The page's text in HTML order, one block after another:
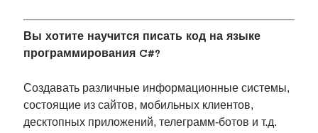
Вы хотите научится писать код на языке
программирования C#?
Создавать различные информационные системы,
состоящие из сайтов, мобильных клиентов,
десктопных приложений, телеграмм-ботов и т.д.